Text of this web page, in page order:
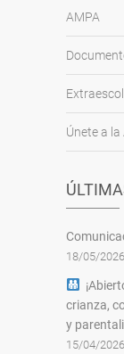
AMPA
Únete a la
18/05/2026
crianza,
y
15/04/2026